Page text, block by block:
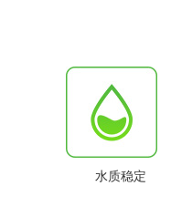
水质稳定